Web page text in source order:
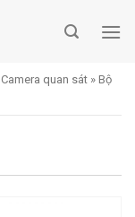
Camera quan sát » Bộ